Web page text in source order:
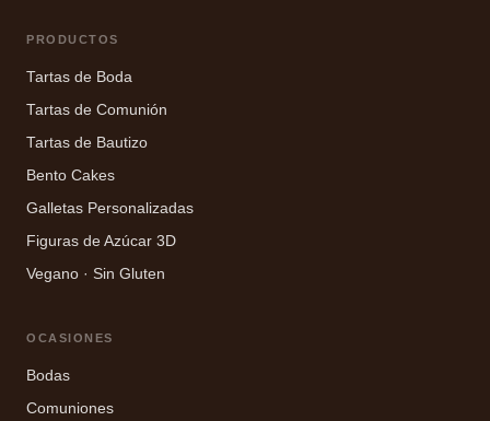
PRODUCTOS
Tartas de Boda
Tartas de Comunión
Tartas de Bautizo
Bento Cakes
Galletas Personalizadas
Figuras de Azúcar 3D
Vegano · Sin Gluten
OCASIONES
Bodas
Comuniones